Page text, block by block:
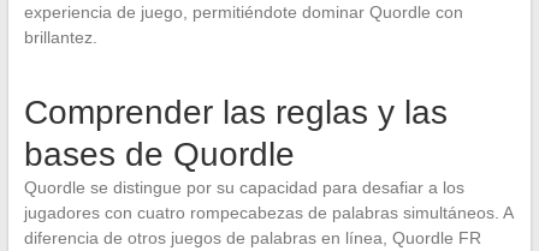
experiencia de juego, permitiéndote dominar Quordle con
brillantez.
Comprender las reglas y las
bases de Quordle
Quordle se distingue por su capacidad para desafiar a los
jugadores con cuatro rompecabezas de palabras simultáneos. A
diferencia de otros juegos de palabras en línea, Quordle FR